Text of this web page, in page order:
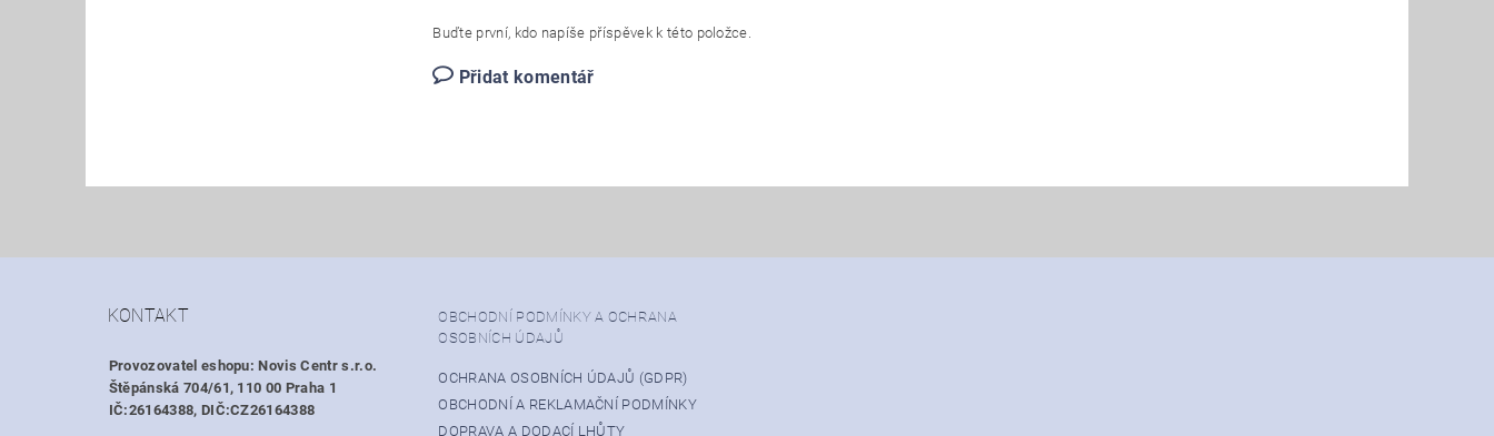
Buďte první, kdo napíše příspěvek k této položce.
Přidat komentář
KONTAKT
Provozovatel eshopu: Novis Centr s.r.o.
Štěpánská 704/61, 110 00 Praha 1
IČ:26164388, DIČ:CZ26164388
OBCHODNÍ PODMÍNKY A OCHRANA
OSOBNÍCH ÚDAJŮ
OCHRANA OSOBNÍCH ÚDAJŮ (GDPR)
OBCHODNÍ A REKLAMAČNÍ PODMÍNKY
DOPRAVA A DODACÍ LHŮTY